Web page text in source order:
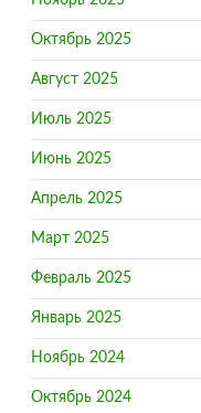
Октябрь 2025
Август 2025
Июль 2025
Июнь 2025
Апрель 2025
Март 2025
Февраль 2025
Январь 2025
Ноябрь 2024
Октябрь 2024